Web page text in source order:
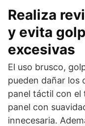
Realiza
y evita
excesivas
El uso brusco,
pueden dañar los
panel táctil con el
panel con
innecesaria.